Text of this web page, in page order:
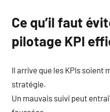
Ce qu’il faut
pilotage KPI
Il arrive que les KPIs soient
stratégie.
Un mauvais suivi peut